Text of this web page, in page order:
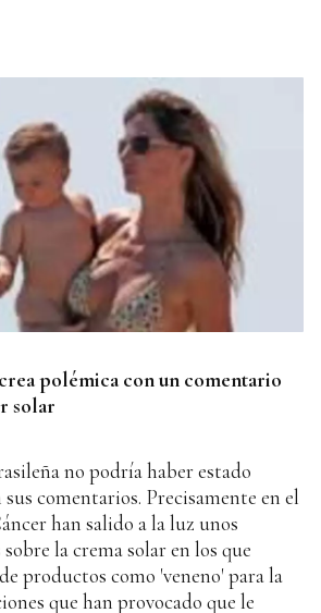
polémica con un comentario
solar
no podría haber estado
comentarios. Precisamente en el
han salido a la luz unos
la crema solar en los que
productos como 'veneno' para la
que han provocado que le